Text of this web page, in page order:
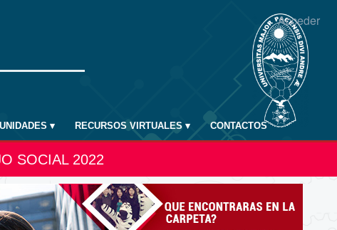
Acceder
UNIDADES ▾ RECURSOS VIRTUALES ▾ CONTACTOS
SOCIAL 2022